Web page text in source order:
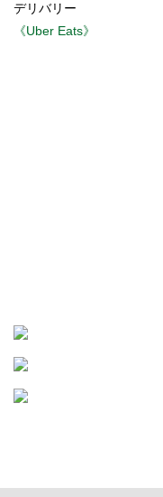
デリバリー
《Uber Eats》